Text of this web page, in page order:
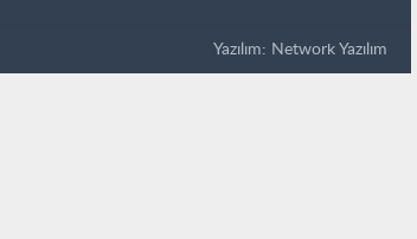
Yazılım: Network Yazılım